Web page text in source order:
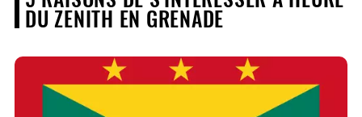
DU ZENITH EN GRENADE